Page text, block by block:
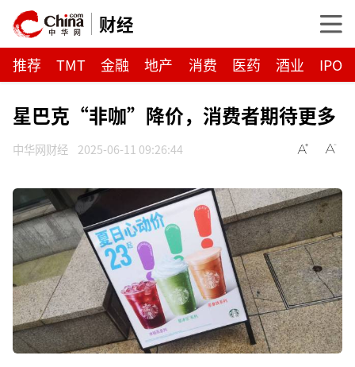
财经
推荐 TMT 金融 地产 消费 医药 酒业 IPO
星巴克“非咖”降价，消费者期待更多
中华网财经 2025-06-11 09:26:44